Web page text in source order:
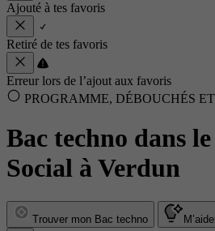
Ajouté à tes favoris
Retiré de tes favoris
Erreur lors de l’ajout aux favoris
PROGRAMME, DÉBOUCHÉS
Bac techno dans
Social à Verdun
Trouver mon Bac techno